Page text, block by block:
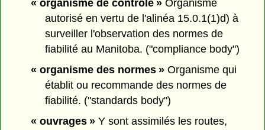
« organisme de contrôle »Organisme
autorisé en vertu de l'alinéa 15.0.1(1)d) à
surveiller l'observation des normes de
fiabilité au Manitoba. ("compliance body")
« organisme des normes »Organisme qui
établit ou recommande des normes de
fiabilité. ("standards body")
« ouvrages »Y sont assimilés les routes,